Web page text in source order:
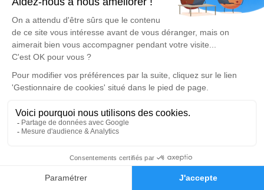
Faire-part Hommages
est un lieu d'expression dédié à honorer la
mémoire d’Hugo Alfred MANN.
Un service de plantation d’arbre hommage est
disponible ici.
Je rends hommage
Cérémonie religieuse
Eglise Saint Géry de Raimbeaucourt
77, Place Clemenceau
59283 Raimbeaucourt